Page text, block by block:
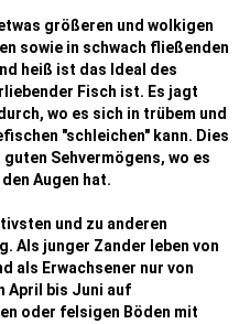
größeren und wolkigen
sowie in schwach fließenden
heiß ist das Ideal des
Fisch ist. Es jagt
wo es sich in trübem und
"schleichen" kann. Dies
Sehvermögens, wo es
Augen hat.
und zu anderen
Als junger Zander leben von
als Erwachsener nur von
April bis Juni auf
oder felsigen Böden mit